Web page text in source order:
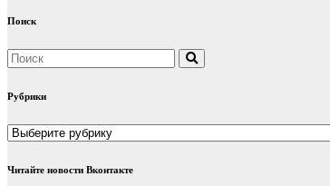
Поиск
Рубрики
Рубрики
Читайте новости Вконтакте